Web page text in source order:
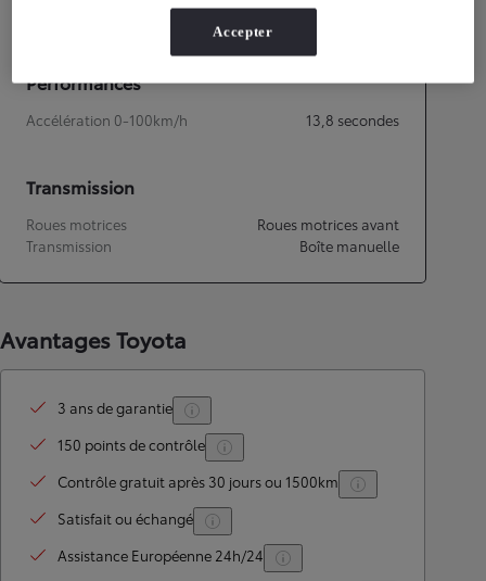
Performances
Accélération 0-100km/h 13,8 secondes
Transmission
Roues motrices
Roues motrices avant
Transmission
Boîte manuelle
Avantages Toyota
3 ans de garantie
150 points de contrôle
Contrôle gratuit après 30 jours ou 1500km
Satisfait ou échangé
Assistance Européenne 24h/24
Accepter